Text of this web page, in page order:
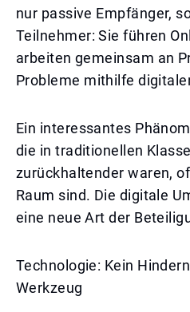
nur passive Empfänger,
Teilnehmer: Sie führen
arbeiten gemeinsam an
Probleme mithilfe
Ein interessantes
die in traditionellen
zurückhaltender waren,
Raum sind. Die digitale
eine neue Art der
Technologie: Kein
Werkzeug